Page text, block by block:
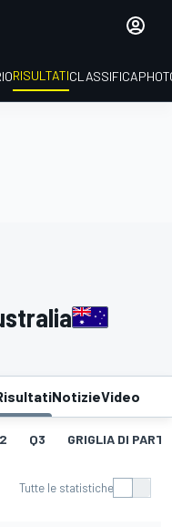
RISULTATICLASSIFICA
NotizieVideo
Q3 GRIGLIA DI
Tutte le statistiche